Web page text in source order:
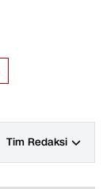
Tim Redaksi